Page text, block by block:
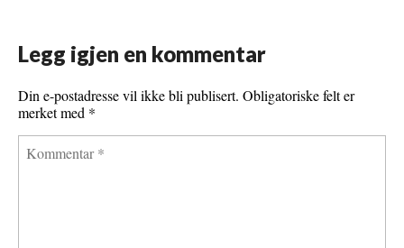
o
k
r
e
s
Legg igjen en kommentar
Din e-postadresse vil ikke bli publisert. Obligatoriske felt er
merket med *